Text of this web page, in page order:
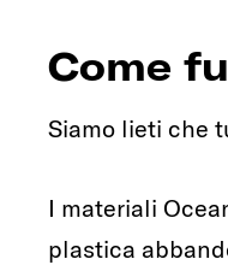
Come
Siamo lieti che
I materiali
plastica